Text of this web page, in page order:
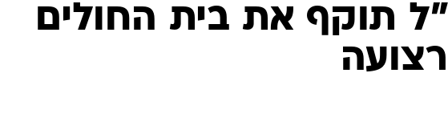
חדשות
תוקף את בית החולים